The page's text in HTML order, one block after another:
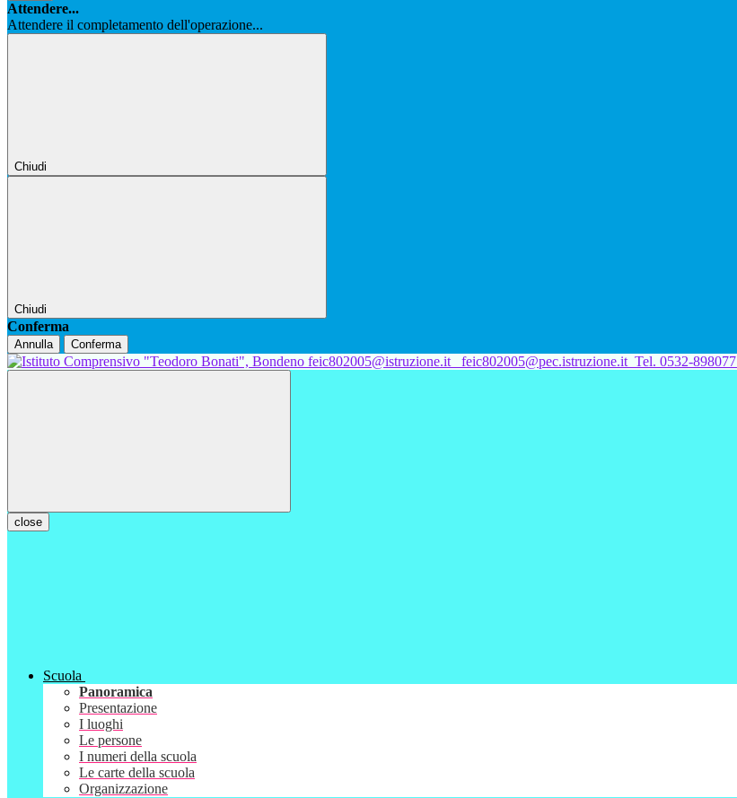
Attendere...
Attendere il completamento dell'operazione...
Chiudi
Chiudi
Conferma
Annulla Conferma
feic802005@istruzione.it feic802005@pec.istruzione.it Tel. 0532-898077
close
Scuola
Panoramica
Presentazione
I luoghi
Le persone
I numeri della scuola
Le carte della scuola
Organizzazione